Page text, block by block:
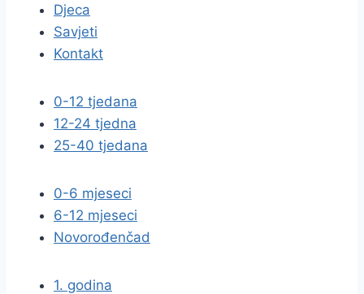
Djeca
Savjeti
Kontakt
0-12 tjedana
12-24 tjedna
25-40 tjedana
0-6 mjeseci
6-12 mjeseci
Novorođenčad
1. godina